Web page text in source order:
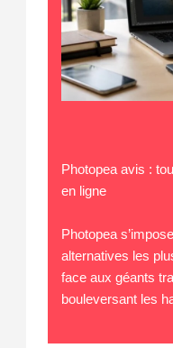
Photopea avis :
en ligne
Photopea
alternatives les
face aux géants
bouleversant les